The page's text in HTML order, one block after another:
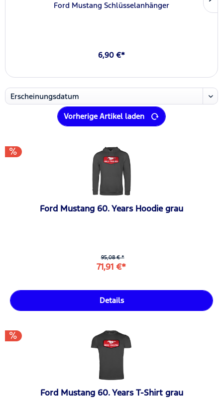
Ford Mustang Schlüsselanhänger
6,90 €*
Vorherige Artikel laden
Ford Mustang 60. Years Hoodie grau
95,08 € *
71,91 €*
Details
Ford Mustang 60. Years T-Shirt grau